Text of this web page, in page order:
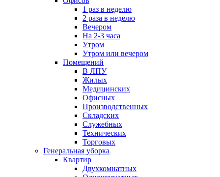
1 раз в неделю
2 раза в неделю
Вечером
На 2-3 часа
Утром
Утром или вечером
Помещений
В ЛПУ
Жилых
Медицинских
Офисных
Производственных
Складских
Служебных
Технических
Торговых
Генеральная уборка
Квартир
Двухкомнатных